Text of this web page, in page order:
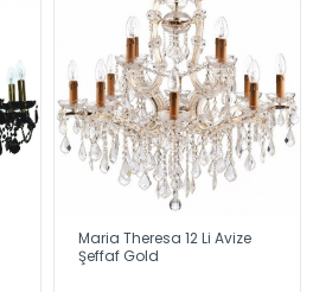
Maria Theresa 12 Li Avize
Şeffaf Gold